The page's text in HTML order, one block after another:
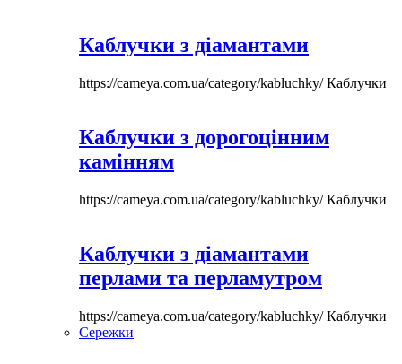
Каблучки з діамантами
https://cameya.com.ua/category/kabluchky/Каблучки
Каблучки з дорогоцінним
камінням
https://cameya.com.ua/category/kabluchky/Каблучки
Каблучки з діамантами
перлами та перламутром
https://cameya.com.ua/category/kabluchky/Каблучки
Сережки